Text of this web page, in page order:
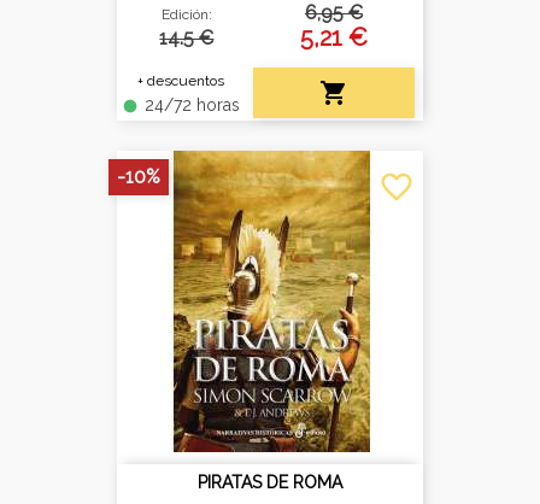
Edición:
14.5 €
+ descuentos
fiber_manual_record 24/72 horas
6,95 €
5,21 €

PIRATAS DE ROMA
favorite_border
-10%